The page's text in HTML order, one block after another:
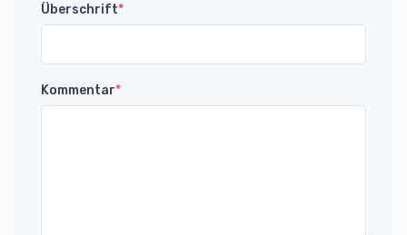
Überschrift*
Kommentar*